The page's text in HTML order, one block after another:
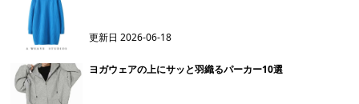
更新日2026-06-18
ヨガウェアの上にサッと羽織るパーカー10選